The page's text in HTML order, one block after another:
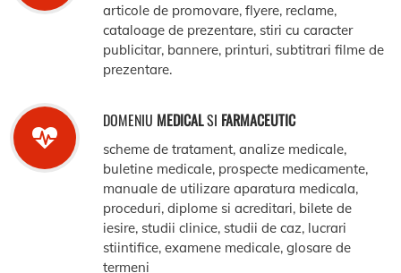
articole de promovare, flyere, reclame,
cataloage de prezentare, stiri cu caracter
publicitar, bannere, printuri, subtitrari filme de
prezentare.
DOMENIU MEDICALSI FARMACEUTIC
scheme de tratament, analize medicale,
buletine medicale, prospecte medicamente,
manuale de utilizare aparatura medicala,
proceduri, diplome si acreditari, bilete de
iesire, studii clinice, studii de caz, lucrari
stiintifice, examene medicale, glosare de
termeni